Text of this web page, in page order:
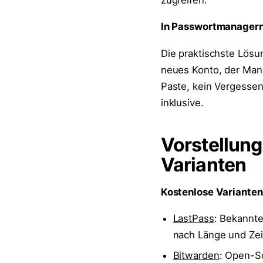
In
Die praktischste
neues Konto, der
Paste, kein
inklusive.
Varianten
Kostenlose Varianten
LastPass:
nach Länge und
Bitwarden: Open-